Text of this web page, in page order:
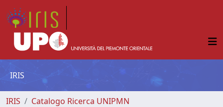
IRIS
IRIS
Catalogo Ricerca UNIPMN